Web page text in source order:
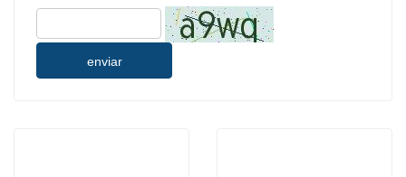
enviar